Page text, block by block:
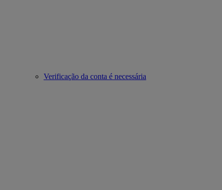
Verificação da conta é necessária